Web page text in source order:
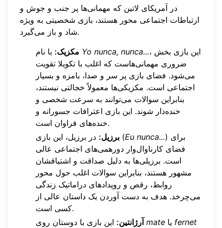
در آمریکای لاتین که مهمانی‌ها پر جنب و جوش و
ارتباطات اجتماعی محور هستند، بازی شخصیتی به ویژه
شاد و باز می‌گیرد.
مکزیک: Yo nunca, nunca...، این بازی بخش
ضروری مهمانی‌هاست که اغلب با تکویلا تقویت
می‌شود. فضای بازی پر سر و صدا، بامزه و بسیار
اجتماعی است. مکزیکی‌ها معمولاً خجالتی نیستند،
بنابراین سوالات می‌توانند به سرعت شخصی و
خنده‌دار شوند. این بازی اعترافات جسورانه و
خنده‌های فراوان است.
برزیل: در برزیل، این بازی (Eu nunca...) برای
فضای کارناوال‌وار دورهمی‌های اجتماعی عالی
است. برزیلی‌ها به دلیل صداقت و اشتیاقشان
مشهور هستند، بنابراین سوالات اغلب حول محور
روابط، رقص و رویدادهای دراماتیک زندگی
می‌چرخد. هدف به دست آوردن یک داستان عالی از
کسی است.
آرژانتین: mate
fernet